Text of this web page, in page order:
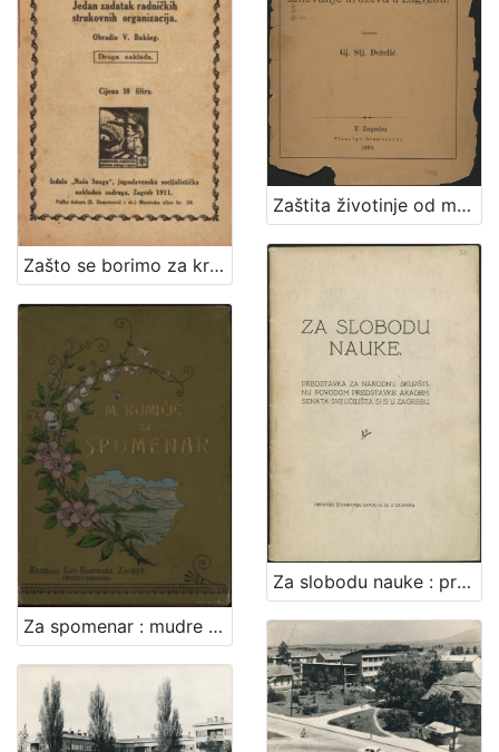
Zašto se borimo za kraće radno vrijeme? : jedan zadatak radničkih strukovnih organizacija / obradio V. Bukšeg
Zaštita životinje od mučenja : prinos za osnovanje družtva u Zagrebu / sastavio Gj. Stj. Dežalić
Za spomenar : mudre izreke iz naše književnosti / pribrala Marija Kumičić. Zagreb, [1896]. [Knjiga]
Za slobodu nauke : predstavka za Narodnu skupštinu povodom predstavke Akadem. senata Sveučilišta SHS u Zagrebu / [Branko Vodnik ... et al.]